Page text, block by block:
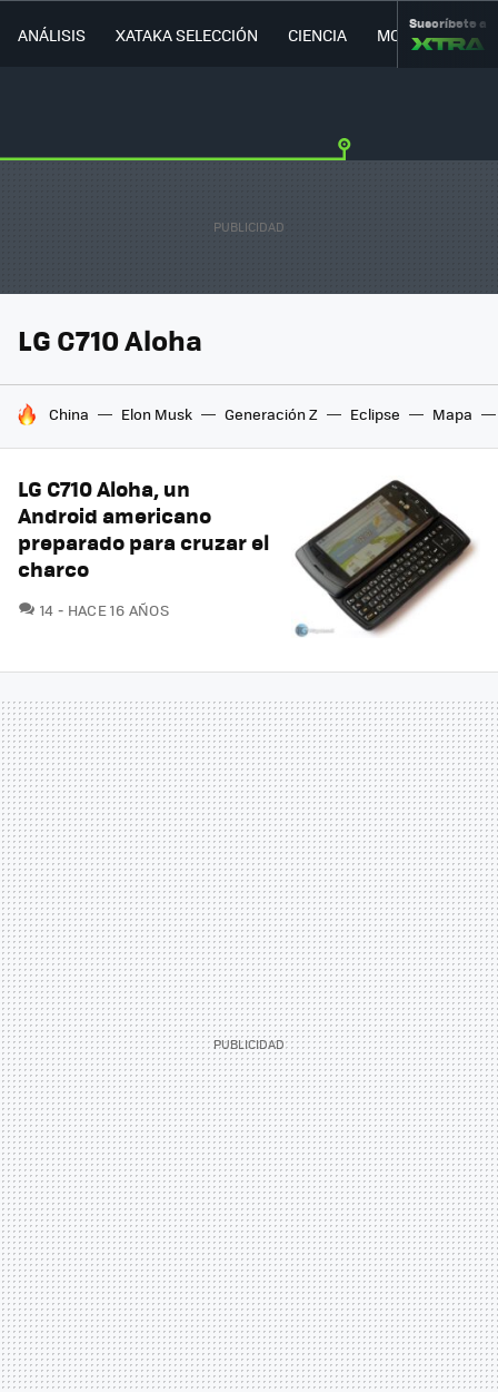
ANÁLISIS XATAKA SELECCIÓN CIENCIA MOVILIDAD
Suscríbete a
LG C710 Aloha
HOY SE HABLA DE
China Elon Musk Generación Z Eclipse Mapa
LG C710 Aloha, un
Android americano
preparado para cruzar el
charco
14 COMENTARIOS
HACE 16 AÑOS